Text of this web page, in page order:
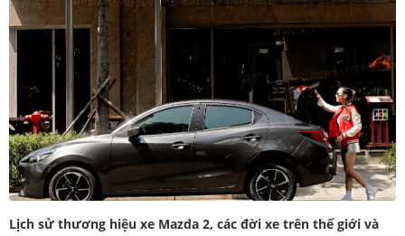
Lịch sử thương hiệu xe Mazda 2, các đời xe trên thế giới và